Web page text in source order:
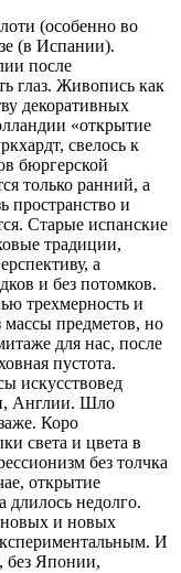
(особенно во
(в Испании).
после
глаз. Живопись как
декоративных
«открытие
свелось к
бюргерской
только ранний, а
пространство и
Старые испанские
традиции,
а
и без потомков.
трехмерность и
предметов, но
для нас, после
пустота.
искусствовед
Англии. Шло
Коро
света и цвета в
без толчка
открытие
длилось недолго.
и новых
И
без Японии,